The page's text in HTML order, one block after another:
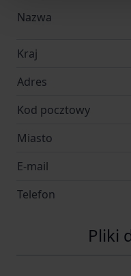
Nazwa
Kraj
Adres
Kod pocztowy
Miasto
E-mail
Telefon
Pliki